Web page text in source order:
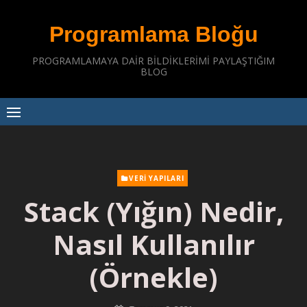
Programlama Bloğu
PROGRAMLAMAYA DAIR BILDIKLERIMI PAYLAŞTIĞIM
BLOG
VERI YAPILARI
Stack (Yığın) Nedir,
Nasıl Kullanılır
(Örnekle)